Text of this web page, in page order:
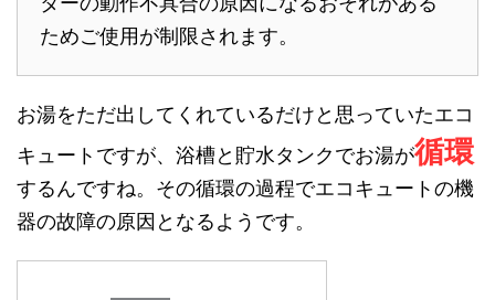
ためご使用が制限されます。
お湯をただ出してくれているだけと思っていたエコ
キュートですが、浴槽と貯水タンクでお湯が循環
するんですね。その循環の過程でエコキュートの機
器の故障の原因となるようです。